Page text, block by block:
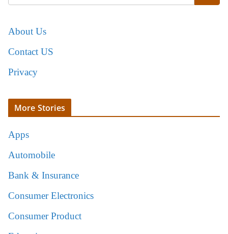
About Us
Contact US
Privacy
More Stories
Apps
Automobile
Bank & Insurance
Consumer Electronics
Consumer Product